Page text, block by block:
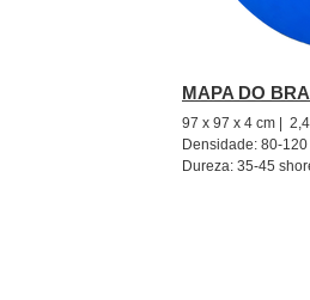
MAPA DO
97 x 97 x 4 cm |
Densidade: 80-120
Dureza: 35-45